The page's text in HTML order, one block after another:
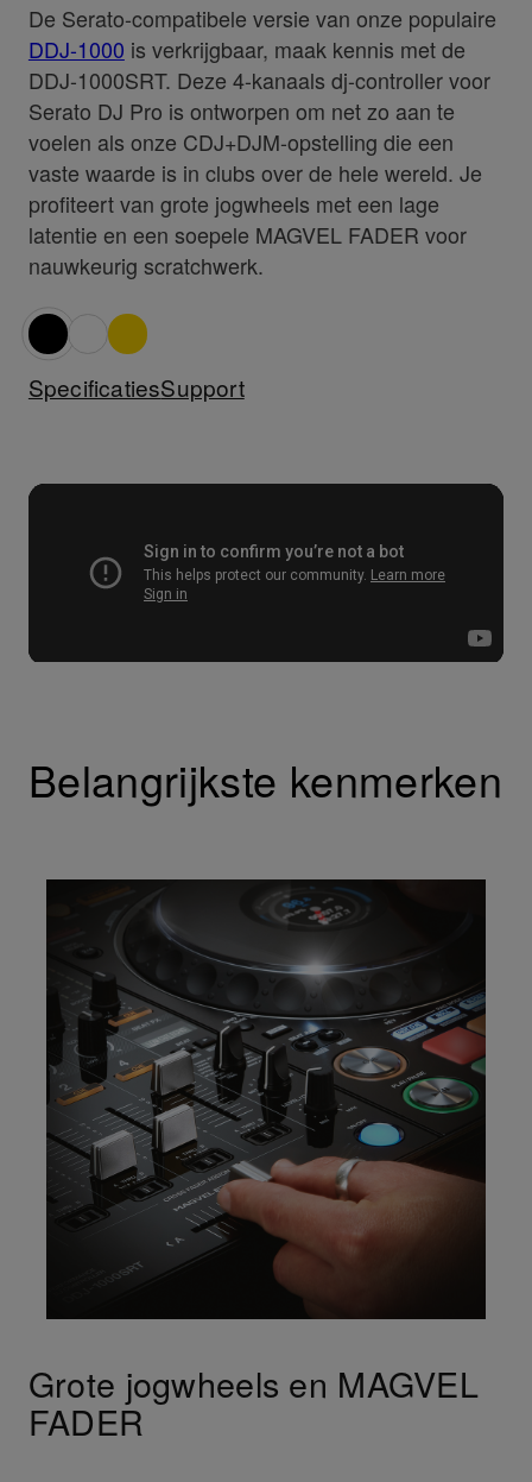
De Serato-compatibele versie van onze populaire
DDJ-1000 is verkrijgbaar, maak kennis met de
DDJ-1000SRT. Deze 4-kanaals dj-controller voor
Serato DJ Pro is ontworpen om net zo aan te
voelen als onze CDJ+DJM-opstelling die een
vaste waarde is in clubs over de hele wereld. Je
profiteert van grote jogwheels met een lage
latentie en een soepele MAGVEL FADER voor
nauwkeurig scratchwerk.
SpecificatiesSupport
Belangrijkste kenmerken
Grote jogwheels en MAGVEL
FADER